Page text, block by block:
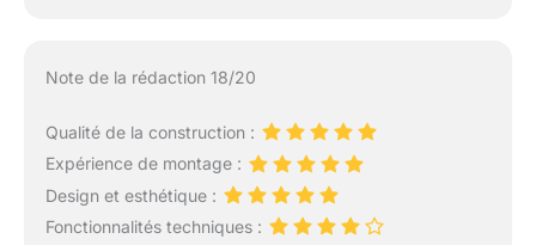
Note de la rédaction 18/20
Qualité de la construction :
Expérience de montage :
Design et esthétique :
Fonctionnalités techniques :